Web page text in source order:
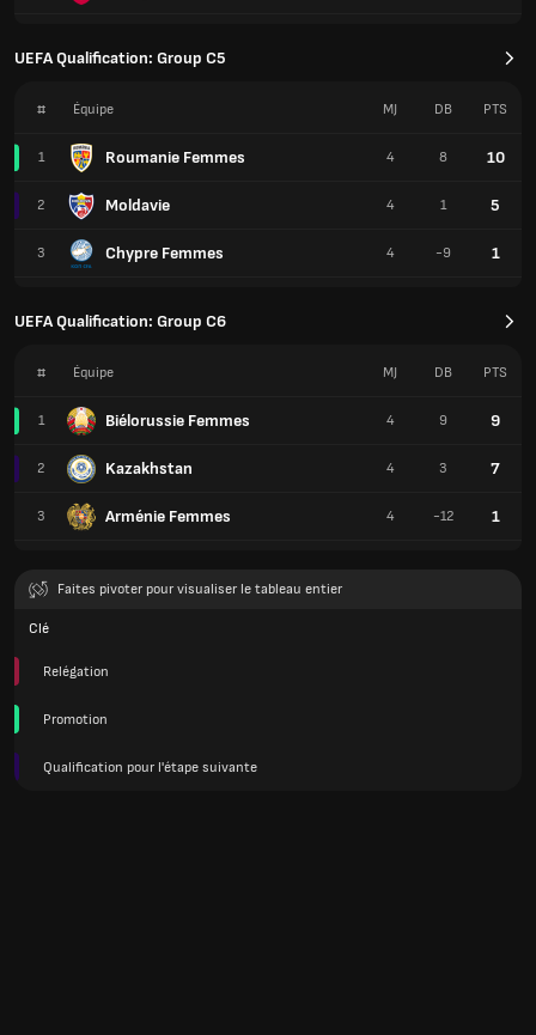
UEFA Qualification: Group C5
# Équipe
1 Roumanie Femmes
2 Moldavie
3 Chypre Femmes
MJ DB PTS
4 8 10
4 1 5
4 -9 1
UEFA Qualification: Group C6
# Équipe
1 Biélorussie Femmes
2 Kazakhstan
3 Arménie Femmes
MJ DB PTS
4 9 9
4 3 7
4 -12 1
Faites pivoter pour visualiser le tableau entier
Clé
Relégation
Promotion
Qualification pour l'étape suivante